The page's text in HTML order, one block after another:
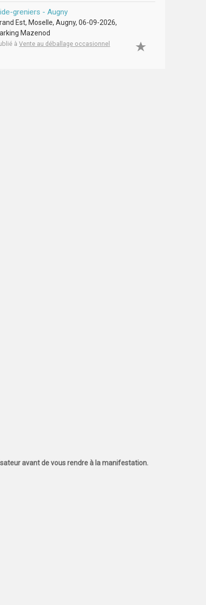
greniers - Augny
Est, Moselle, Augny, 06-09-2026,
Mazenod
àVente au déballage occasionnel
avant de vous rendre à la manifestation.